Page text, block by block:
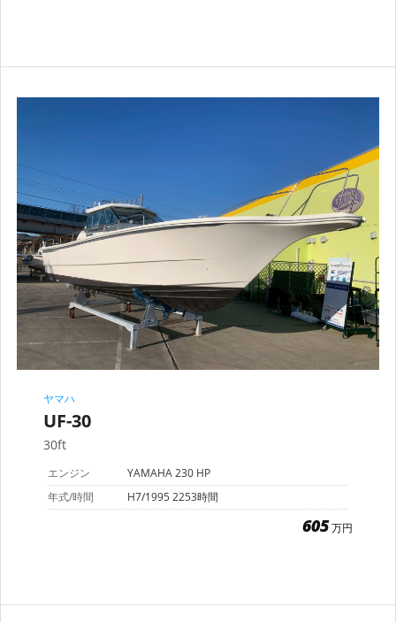
ヤマハ
UF-30
30ft
エンジン
YAMAHA 230 HP
年式/時間
H7/1995 2253時間
605万円